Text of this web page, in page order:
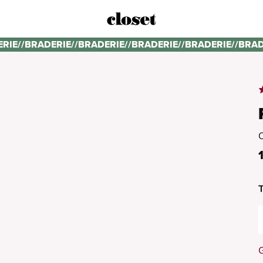
//BRADERIE//BRADERIE//BRADERIE//BRADERIE//